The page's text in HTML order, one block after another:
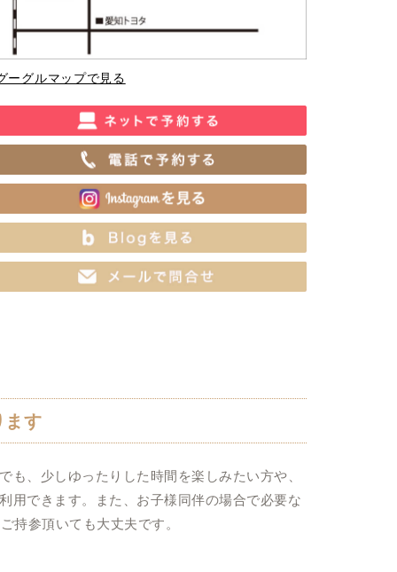
ーグルマップで見る
ます
、少しゆったりした時間を楽しみたい方や、
用できます。また、お子様同伴の場合で必要な
持参頂いても大丈夫です。